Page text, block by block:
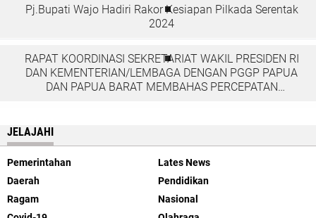
Pj.Bupati Wajo Hadiri Rakor Kesiapan Pilkada Serentak
2024
RAPAT KOORDINASI SEKRETARIAT WAKIL PRESIDEN RI
DAN KEMENTERIAN/LEMBAGA DENGAN PGGP PAPUA
DAN PAPUA BARAT MEMBAHAS PERCEPATAN
JELAJAHI
Pemerintahan
Lates News
Daerah
Pendidikan
Ragam
Nasional